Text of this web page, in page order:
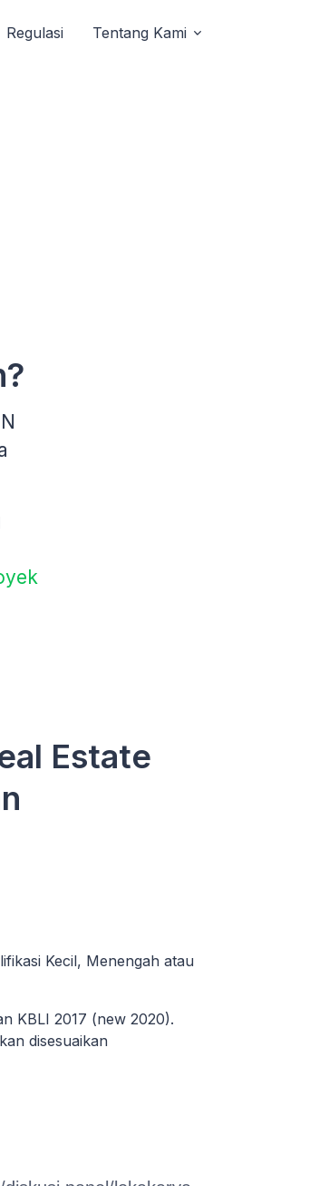
Regulasi Tentang Kami
Estate
Kecil, Menengah atau
KBLI 2017 (new 2020).
disesuaikan